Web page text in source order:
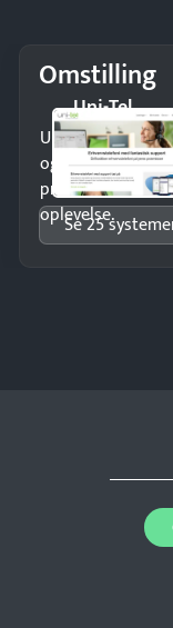
Omstilling
Uni-Tel
Undgå tabte
og giv kunderne en
professionel
oplevelse.
Se 25